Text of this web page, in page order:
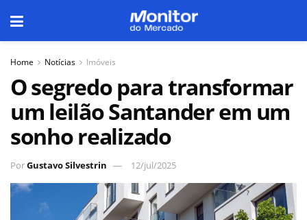
Home Notícias Imóveis
O segredo para transformar
um leilão Santander em um
sonho realizado
PorGustavo Silvestrin 12/jul/2025